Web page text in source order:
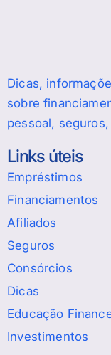
Dicas,
sobre
pessoal,
Links úteis
Empréstimos
Financiamentos
Afiliados
Seguros
Consórcios
Dicas
Educação
Investimentos